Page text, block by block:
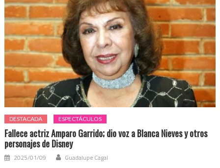
DESTACADA ESPECTÁCULOS
Fallece actriz Amparo Garrido; dio voz a Blanca Nieves y otros
personajes de Disney
2025/01/09 Guadalupe Cagal